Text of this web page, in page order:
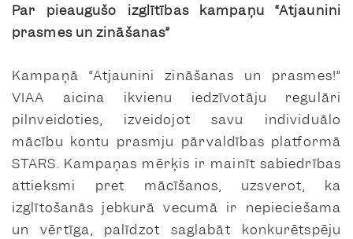
Par pieaugušo izglītības kampaņu “Atjaunini
prasmes un zināšanas”
Kampaņā “Atjaunini zināšanas un prasmes!”
VIAA aicina ikvienu iedzīvotāju regulāri
pilnveidoties, izveidojot savu individuālo
mācību kontu prasmju pārvaldības platformā
STARS. Kampaņas mērķis ir mainīt sabiedrības
attieksmi pret mācīšanos, uzsverot, ka
izglītošanās jebkurā vecumā ir nepieciešama
un vērtīga, palīdzot saglabāt konkurētspēju